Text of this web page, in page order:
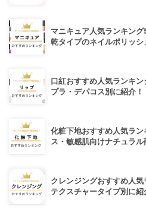
マニキュア人気ランキン
乾タイプのネイルポリッシ
口紅おすすめ人気ランキ
プラ・デパコス別に紹介！
化粧下地おすすめ人気ラ
ス・敏感肌向けナチュラル
クレンジングおすすめ人
テクスチャータイプ別に紹